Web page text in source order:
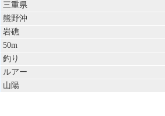
三重県
熊野沖
岩礁
50m
釣り
ルアー
山陽